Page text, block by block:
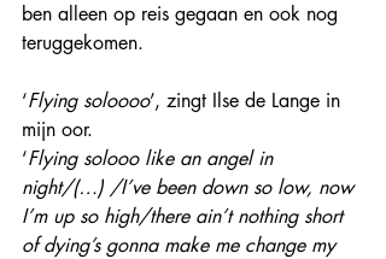
ben alleen op reis gegaan en ook nog
teruggekomen.
‘Flying soloooo’, zingt Ilse de Lange in
mijn oor.
‘Flying solooo like an angel in
night/(…) /I’ve been down so low, now
I’m up so high/there ain’t nothing short
of dying’s gonna make me change my